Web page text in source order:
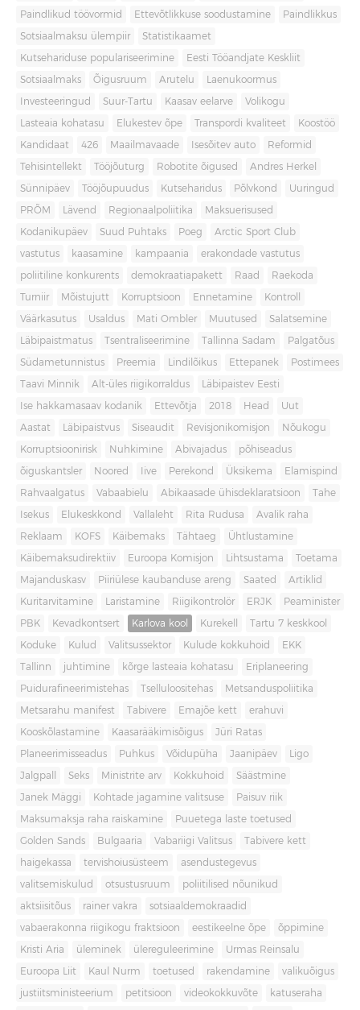
Paindlikud töövormid Ettevõtlikkuse soodustamine Paindlikkus
Sotsiaalmaksu ülempiir Statistikaamet
Kutsehariduse populariseerimine Eesti Tööandjate Keskliit
Sotsiaalmaks Õigusruum Arutelu Laenukoormus
Investeeringud Suur-Tartu Kaasav eelarve Volikogu
Lasteaia kohatasu Elukestev õpe Transpordi kvaliteet Koostöö
Kandidaat 426 Maailmavaade Isesõitev auto Reformid
Tehisintellekt Tööjõuturg Robotite õigused Andres Herkel
Sünnipäev Tööjõupuudus Kutseharidus Põlvkond Uuringud
PRÕM Lävend Regionaalpoliitika Maksuerisused
Kodanikupäev Suud Puhtaks Poeg Arctic Sport Club
vastutus kaasamine kampaania erakondade vastutus
poliitiline konkurents demokraatiapakett Raad Raekoda
Turniir Mõistujutt Korruptsioon Ennetamine Kontroll
Väärkasutus Usaldus Mati Ombler Muutused Salatsemine
Läbipaistmatus Tsentraliseerimine Tallinna Sadam Palgatõus
Südametunnistus Preemia Lindilõikus Ettepanek Postimees
Taavi Minnik Alt-üles riigikorraldus Läbipaistev Eesti
Ise hakkamasaav kodanik Ettevõtja 2018 Head Uut
Aastat Läbipaistvus Siseaudit Revisjonikomisjon Nõukogu
Korruptsioonirisk Nuhkimine Abivajadus põhiseadus
õiguskantsler Noored Iive Perekond Üksikema Elamispind
Rahvaalgatus Vabaabielu Abikaasade ühisdeklaratsioon Tahe
Isekus Elukeskkond Vallaleht Rita Rudusa Avalik raha
Reklaam KOFS Käibemaks Tähtaeg Ühtlustamine
Käibemaksudirektiiv Euroopa Komisjon Lihtsustama Toetama
Majanduskasv Piiriülese kaubanduse areng Saated Artiklid
Kuritarvitamine Laristamine Riigikontrolör ERJK Peaminister
PBK Kevadkontsert Karlova kool Kurekell Tartu 7 keskkool
Koduke Kulud Valitsussektor Kulude kokkuhoid EKK
Tallinn juhtimine kõrge lasteaia kohatasu Eriplaneering
Puidurafineerimistehas Tselluloositehas Metsanduspoliitika
Metsarahu manifest Tabivere Emajõe kett erahuvi
Kooskõlastamine Kaasarääkimisõigus Jüri Ratas
Planeerimisseadus Puhkus Võidupüha Jaanipäev Ligo
Jalgpall Seks Ministrite arv Kokkuhoid Säästmine
Janek Mäggi Kohtade jagamine valitsuse Paisuv riik
Maksumaksja raha raiskamine Puuetega laste toetused
Golden Sands Bulgaaria Vabariigi Valitsus Tabivere kett
haigekassa tervishoiusüsteem asendustegevus
valitsemiskulud otsustusruum poliitilised nõunikud
aktsiisitõus rainer vakra sotsiaaldemokraadid
vabaerakonna riigikogu fraktsioon eestikeelne õpe õppimine
Kristi Aria üleminek ülereguleerimine Urmas Reinsalu
Euroopa Liit Kaul Nurm toetused rakendamine valikuõigus
justiitsministeerium petitsioon videokokkuvõte katuseraha